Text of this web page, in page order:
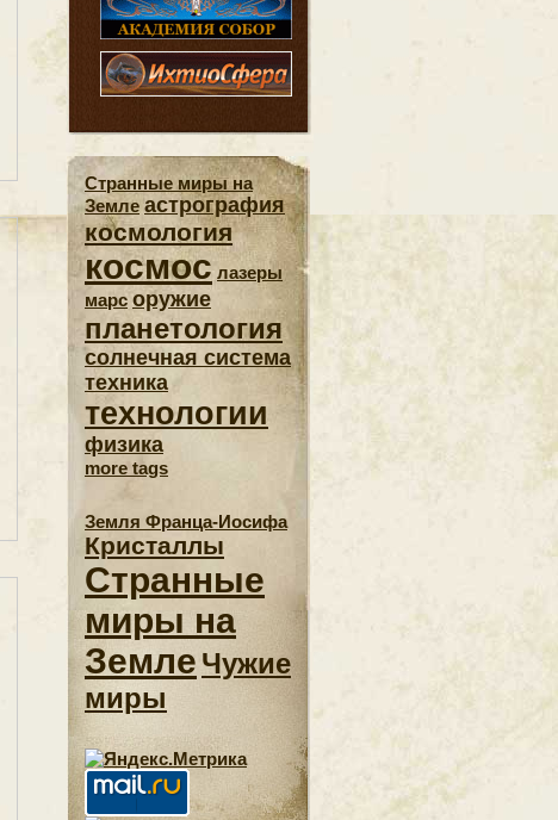
Странные миры на
Земле астрография
космология
космос лазеры
марс оружие
планетология
солнечная система
техника
технологии
физика
more tags
Земля Франца-Иосифа
Кристаллы
Странные
миры на
Земле Чужие
миры